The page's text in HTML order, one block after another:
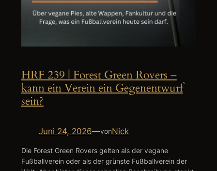
HRF 239 | Forest Green Rovers –
kann ein Verein ein Gegenentwurf
sein?
Juni 24, 2026—vonNick
Die Forest Green Rovers gelten als der vegane
Fußballverein oder als der grünste Fußballverein der